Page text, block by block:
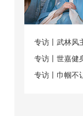
专访丨武林风
专访丨世嘉健
专访丨巾帼不